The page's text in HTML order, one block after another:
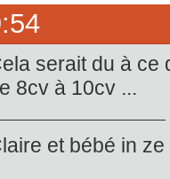
serait du à
8cv à 10cv ...
et bébé in